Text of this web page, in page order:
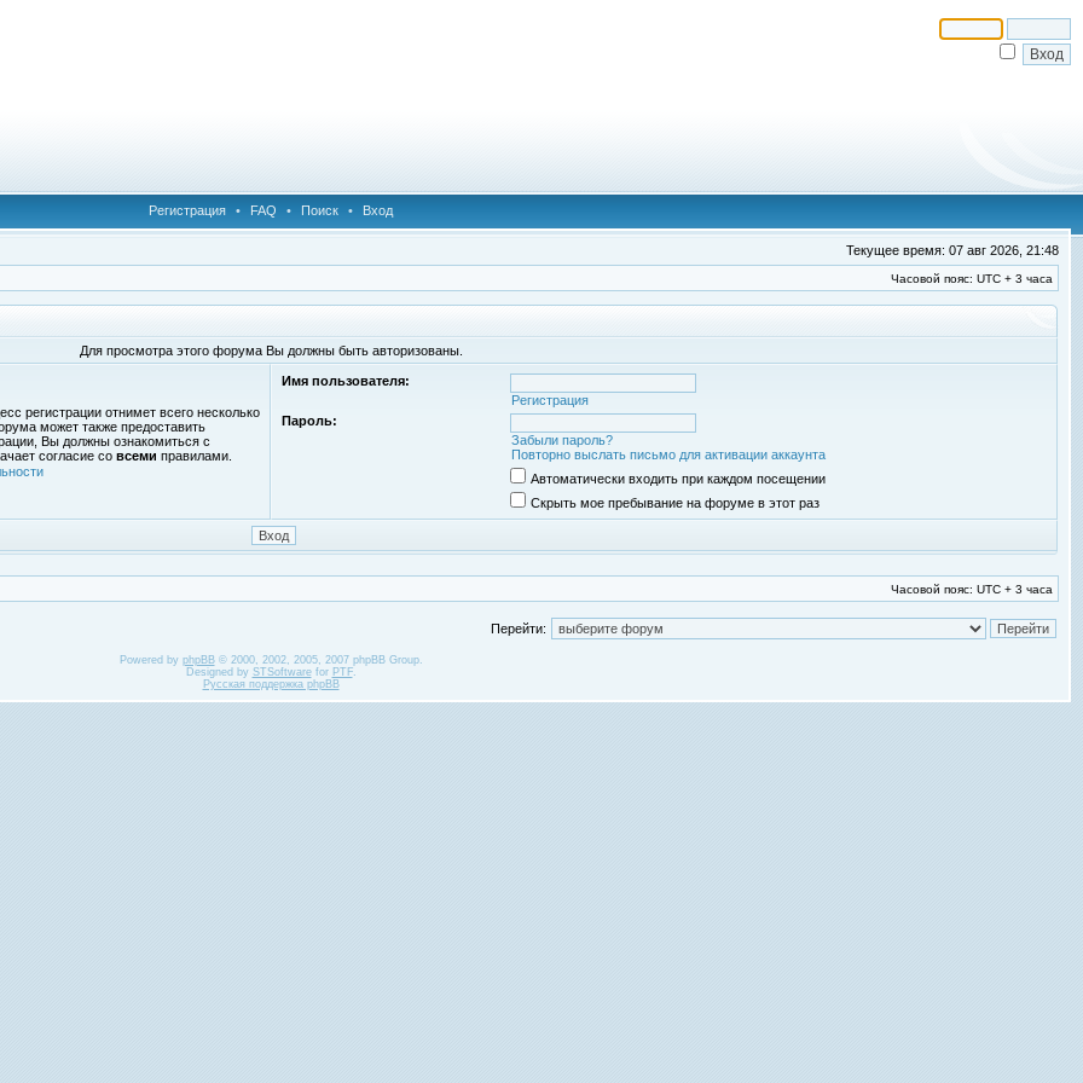
Регистрация • FAQ • Поиск • Вход
Текущее время: 07 авг 2026, 21:48
Часовой пояс: UTC + 3 часа
Для просмотра этого форума Вы должны быть авторизованы.
регистрации отнимет всего несколько
может также предоставить
Вы должны ознакомиться с
согласие со всеми правилами.
Имя пользователя:
Регистрация
Пароль:
Забыли пароль?
Повторно выслать письмо для активации аккаунта
Автоматически входить при каждом посещении
Скрыть мое пребывание на форуме в этот раз
Часовой пояс: UTC + 3 часа
Перейти:
Powered by phpBB© 2000, 2002, 2005, 2007 phpBB Group.
Designed by STSoftwarefor PTF.
Русская поддержка phpBB